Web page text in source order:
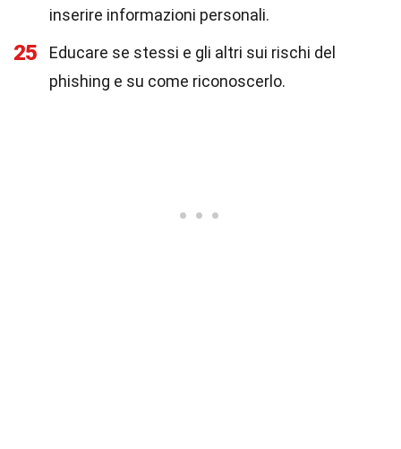
inserire informazioni personali.
25
Educare se stessi e gli altri sui rischi del
phishing e su come riconoscerlo.